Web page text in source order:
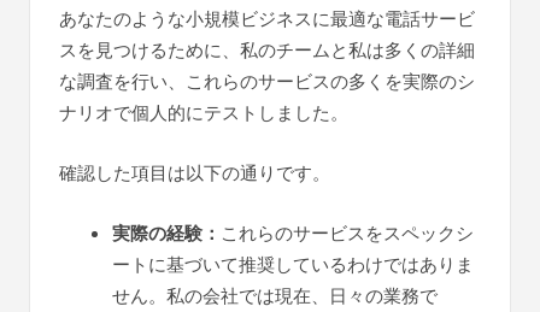
あなたのような小規模ビジネスに最適な電話サービ
スを見つけるために、私のチームと私は多くの詳細
な調査を行い、これらのサービスの多くを実際のシ
ナリオで個人的にテストしました。
確認した項目は以下の通りです。
実際の経験： これらのサービスをスペックシ
ートに基づいて推奨しているわけではありま
せん。私の会社では現在、日々の業務で